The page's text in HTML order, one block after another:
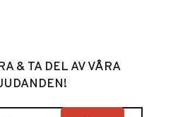
& TA DEL AV VÅRA